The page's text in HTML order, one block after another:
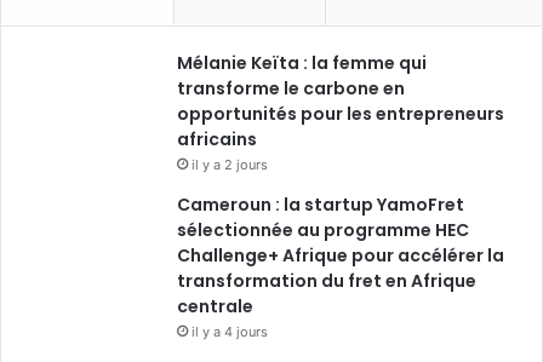
Mélanie Keïta : la femme qui
transforme le carbone en
opportunités pour les entrepreneurs
africains
il y a 2 jours
Cameroun : la startup YamoFret
sélectionnée au programme HEC
Challenge+ Afrique pour accélérer la
transformation du fret en Afrique
centrale
il y a 4 jours